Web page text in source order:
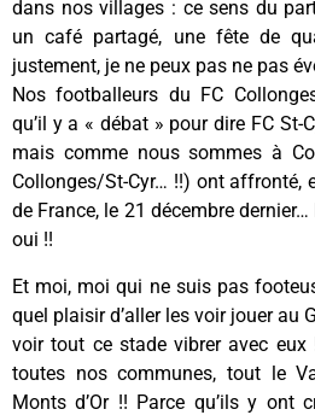
dans nos villages : ce sens du
un café partagé, une fête de
justement, je ne peux pas ne pas
Nos footballeurs du FC
qu’il y a « débat » pour dire FC St-
mais comme nous sommes à
Collonges/St-Cyr… !!) ont affronté,
de France, le 21 décembre
oui !!
Et moi, moi qui ne suis pas
quel plaisir d’aller les voir jouer au
voir tout ce stade vibrer avec
toutes nos communes, tout le
Monts d’Or !! Parce qu’ils y ont